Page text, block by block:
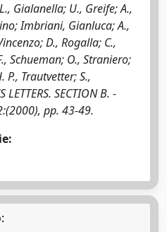
Gialanella; U., Greife; A.,
Imbriani, Gianluca; A.,
D., Rogalla; C.,
Schueman; O., Straniero;
P., Trautvetter; S.,
SECTION B. -
pp. 43-49.